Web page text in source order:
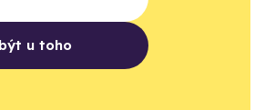
u toho